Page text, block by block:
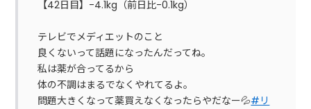
【42日目】-4.1kg（前日比-0.1kg）
テレビでメディエットのこと
良くないって話題になったんだってね。
私は薬が合ってるから
体の不調はまるでなくやれてるよ。
問題大きくなって薬買えなくなったらやだなー💦#リ